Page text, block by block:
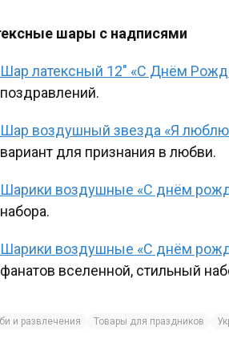
шары с надписями
Шар латексный 12" «С Днём
поздравлений.
Шар воздушный звезда «Я люблю
вариант для признания в любви.
Шарики воздушные «С днём
набора.
Шарики воздушные «С днём
фанатов вселенной, стильный
и развлечения Товары для праздников